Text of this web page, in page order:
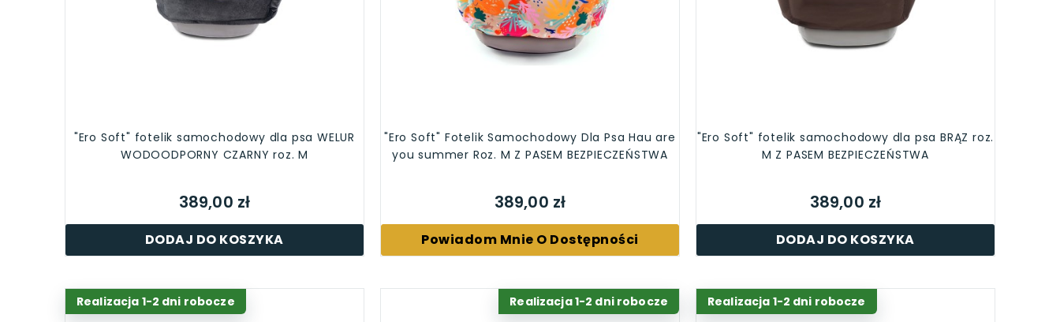
"Ero Soft" fotelik samochodowy dla psa WELUR
WODOODPORNY CZARNY roz. M
389,00 zł
DODAJ DO KOSZYKA
"Ero Soft" Fotelik Samochodowy Dla Psa Hau are
you summer Roz. M Z PASEM BEZPIECZEŃSTWA
389,00 zł
Powiadom Mnie O Dostępności
"Ero Soft" fotelik samochodowy dla psa BRĄZ roz.
M Z PASEM BEZPIECZEŃSTWA
389,00 zł
DODAJ DO KOSZYKA
Realizacja 1-2 dni robocze Realizacja 1-2 dni robocze Realizacja 1-2 dni robocze